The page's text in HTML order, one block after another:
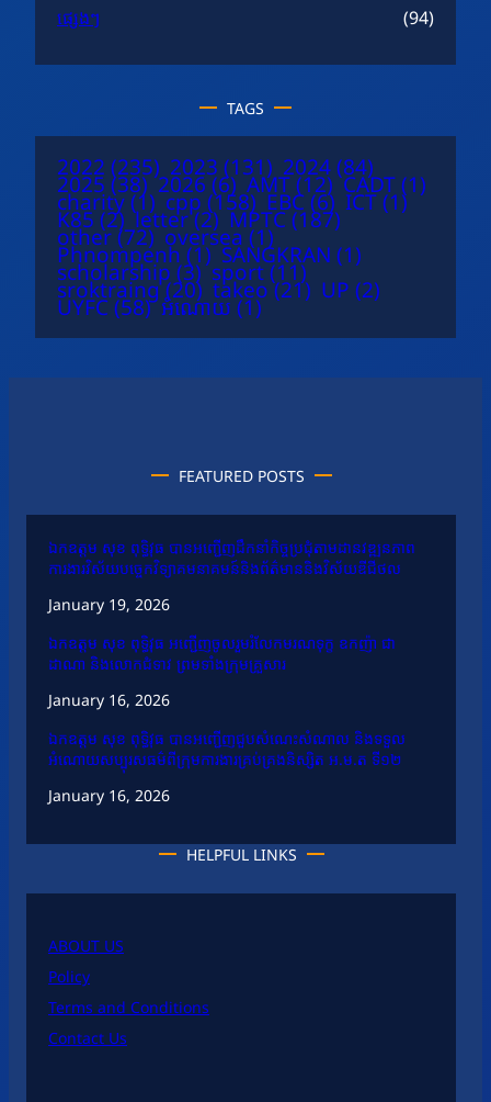
ផ្សេងៗ
(94)
TAGS
2022 (235) 2023 (131) 2024 (84)
2025 (38) 2026 (6) AMT (12) CADT (1)
charity (1) cpp (158) EBC (6) ICT (1)
K85 (2) letter (2) MPTC (187)
other (72) oversea (1)
Phnompenh (1) SANGKRAN (1)
scholarship (3) sport (11)
sroktraing (20) takeo (21) UP (2)
UYFC (58) អំណោយ (1)
FEATURED POSTS
ឯកឧត្តម សុខ ពុទ្ធិវុធ បានអញ្ជើញដឹកនាំកិច្ចប្រជុំតាមដានវឌ្ឍនភាព
ការងារវិស័យបច្ចេកវិទ្យាគមនាគមន៍និងព័ត៌មាននិងវិស័យឌីជីថល
January 19, 2026
ឯកឧត្តម សុខ ពុទ្ធិវុធ អញ្ជើញចូលរួមរំលែកមរណទុក្ខ ឧកញ៉ា ជា
ដាណា និងលោកជំទាវ ព្រមទាំងក្រុមគ្រួសារ
January 16, 2026
ឯកឧត្តម សុខ ពុទ្ធិវុធ បានអញ្ជើញជួបសំណេះសំណាល និងទទួល
អំណោយសប្បុរសធម៌ពីក្រុមការងារគ្រប់គ្រងនិស្សិត អ.ម.ត ទី១២
January 16, 2026
HELPFUL LINKS
ABOUT US
Policy
Terms and Conditions
Contact Us